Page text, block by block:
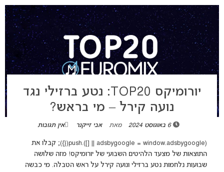
יורומיקס TOP20: נטע ברזילי נגד
נועה קירל – מי בראש?
6 באוגוסט 2024 מאת אבי זייקנר אין תגובות
(adsbygoogle = window.adsbygoogle || []).push({}); קבלו את
התוצאות של מצעד הלהיטים השבועי של יורומיקס! מזה שלושה
שבועות נלחמות נטע ברזילי ונועה קירל על ראש הטבלה. מי כבשה